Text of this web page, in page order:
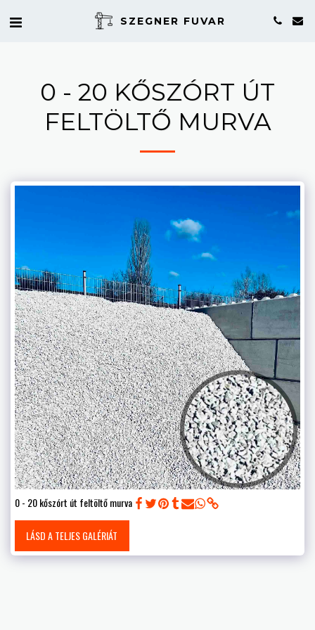
SZEGNER FUVAR
0 - 20 KŐSZÓRT ÚT
FELTÖLTŐ MURVA
0 - 20 kőszórt út feltöltő murva
LÁSD A TELJES GALÉRIÁT